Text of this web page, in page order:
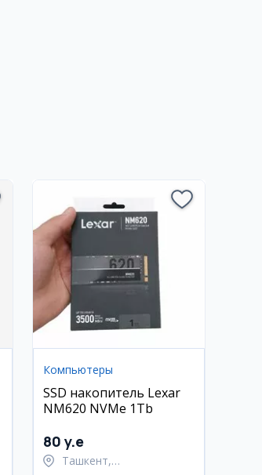
Компьютеры
SSD накопитель Lexar
NM620 NVMe 1Tb
80 y.e
Ташкент,